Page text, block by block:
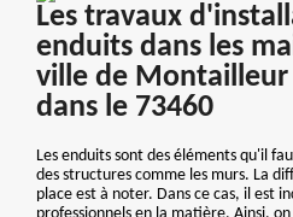
Les travaux
enduits dans les
ville de Montailleur
dans le 73460
Les enduits sont des éléments qu'il
des structures comme les murs. La
place est à noter. Dans ce cas, il est